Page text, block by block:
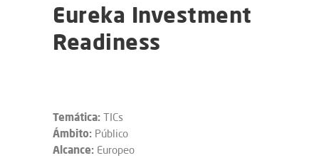
Eureka Investment
Readiness
Temática: TICs
Ámbito: Público
Alcance: Europeo